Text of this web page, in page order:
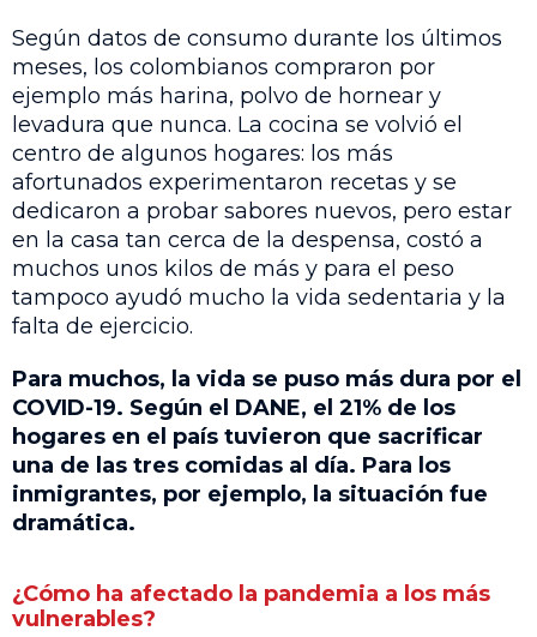
Según datos de consumo durante los últimos
meses, los colombianos compraron por
ejemplo más harina, polvo de hornear y
levadura que nunca. La cocina se volvió el
centro de algunos hogares: los más
afortunados experimentaron recetas y se
dedicaron a probar sabores nuevos, pero estar
en la casa tan cerca de la despensa, costó a
muchos unos kilos de más y para el peso
tampoco ayudó mucho la vida sedentaria y la
falta de ejercicio.
Para muchos, la vida se puso más dura por el
COVID-19. Según el DANE, el 21% de los
hogares en el país tuvieron que sacrificar
una de las tres comidas al día. Para los
inmigrantes, por ejemplo, la situación fue
dramática.
¿Cómo ha afectado la pandemia a los más
vulnerables?